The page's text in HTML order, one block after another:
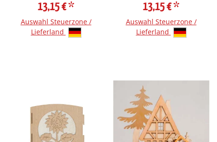
13,15 €*
Auswahl Steuerzone /
Lieferland
13,15 €*
Auswahl Steuerzone /
Lieferland